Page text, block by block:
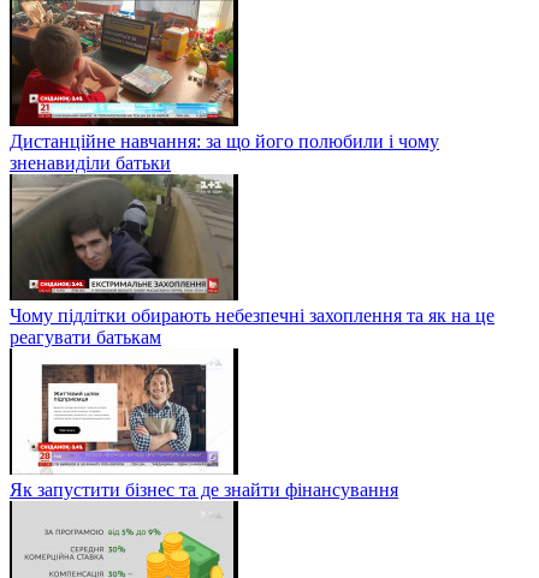
Дистанційне навчання: за що його полюбили і чому
зненавиділи батьки
Чому підлітки обирають небезпечні захоплення та як на це
реагувати батькам
Як запустити бізнес та де знайти фінансування